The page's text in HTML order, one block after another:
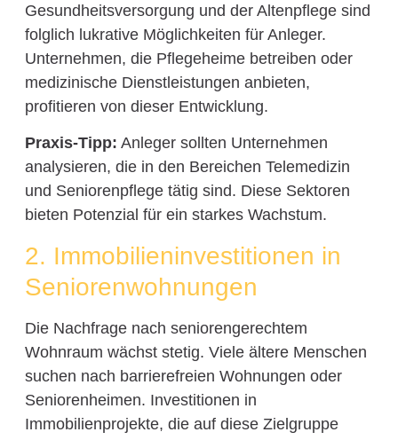
Gesundheitsversorgung und der Altenpflege sind
folglich lukrative Möglichkeiten für Anleger.
Unternehmen, die Pflegeheime betreiben oder
medizinische Dienstleistungen anbieten,
profitieren von dieser Entwicklung.
Praxis-Tipp: Anleger sollten Unternehmen
analysieren, die in den Bereichen Telemedizin
und Seniorenpflege tätig sind. Diese Sektoren
bieten Potenzial für ein starkes Wachstum.
2. Immobilieninvestitionen in
Seniorenwohnungen
Die Nachfrage nach seniorengerechtem
Wohnraum wächst stetig. Viele ältere Menschen
suchen nach barrierefreien Wohnungen oder
Seniorenheimen. Investitionen in
Immobilienprojekte, die auf diese Zielgruppe